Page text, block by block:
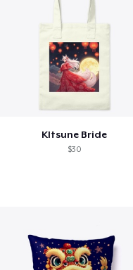
KItsune Bride
$30